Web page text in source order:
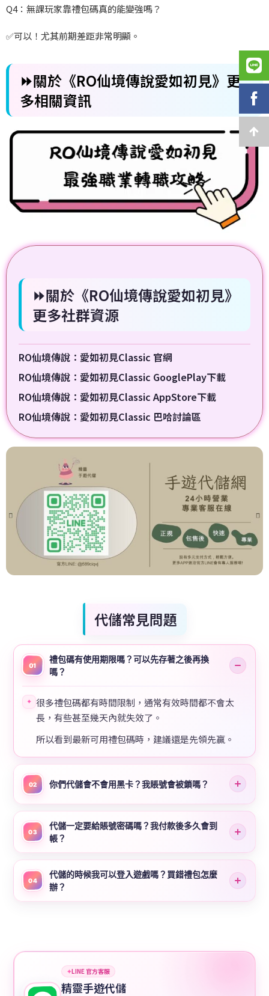
Q4：無課玩家靠禮包碼真的能變強嗎？
✅可以！尤其前期差距非常明顯。
⏩關於《RO仙境傳說愛如初見》更
多相關資訊
⏩關於《RO仙境傳說愛如初見》
更多社群資源
RO仙境傳說：愛如初見Classic 官網
RO仙境傳說：愛如初見Classic GooglePlay下載
RO仙境傳說：愛如初見Classic AppStore下載
RO仙境傳說：愛如初見Classic 巴哈討論區
代儲常見問題
01
禮包碼有使用期限嗎？可以先存著之後再換
嗎？
✦ 很多禮包碼都有時間限制，通常有效時間都不會太
長，有些甚至幾天內就失效了。
所以看到最新可用禮包碼時，建議還是先領先贏。
02 你們代儲會不會用黑卡？我賬號會被鎖嗎？
03
代儲一定要給賬號密碼嗎？我付款後多久會到
帳？
04
代儲的時候我可以登入遊戲嗎？買錯禮包怎麼
辦？
✦LINE 官方客服
精靈手遊代儲